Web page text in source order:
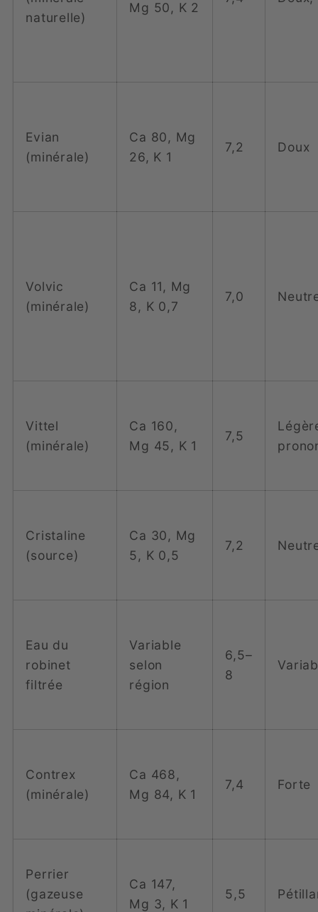
naturelle)
Mg 50, K 2
Evian
(minérale)
Ca 80, Mg
26, K 1
7,2 Doux
Volvic
(minérale)
Ca 11, Mg
8, K 0,7
7,0
Vittel
(minérale)
Ca 160,
Mg 45, K 1
7,5
Cristaline
(source)
Ca 30, Mg
5, K 0,5
7,2
Eau du
robinet
filtrée
Variable
selon
région
6,5–
8
Contrex
(minérale)
Ca 468,
Mg 84, K 1
7,4 Forte
Perrier
(gazeuse
Ca 147,
Mg 3, K 1
5,5